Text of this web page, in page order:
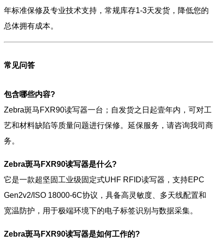
年标准保修及专业技术支持，常规库存1-3天发货，降低您的
总体拥有成本。
常见问答
包含哪些内容?
Zebra斑马FXR90读写器一台；自发货之日起壹年内，可对工
艺和材料缺陷等质量问题进行保修。延保服务，请咨询我司商
务。
Zebra斑马FXR90读写器是什么?
它是一款超坚固工业级固定式UHF RFID读写器，支持EPC
Gen2v2/ISO 18000-6C协议，具备高灵敏度、多天线配置和
宽温防护，用于极端环境下的电子标签识别与数据采集。
Zebra斑马FXR90读写器是如何工作的?